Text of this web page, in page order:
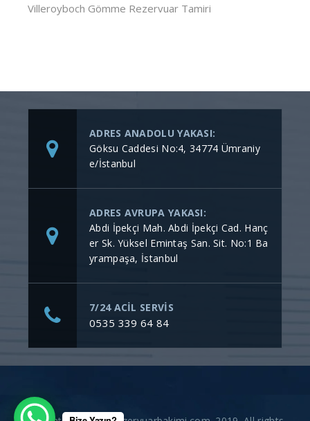
Villeroyboch Gömme Rezervuar Tamiri
ADRES ANADOLU YAKASI:
Göksu Caddesi No:4, 34774 Ümraniy
e/İstanbul
ADRES AVRUPA YAKASI:
Abdi İpekçi Mah. Abdi İpekçi Cad. Hanç
er Sk. Yüksel Emintaş San. Sit. No:1 Ba
yrampaşa, İstanbul
7/24 ACİL SERVİS
0535 339 64 84